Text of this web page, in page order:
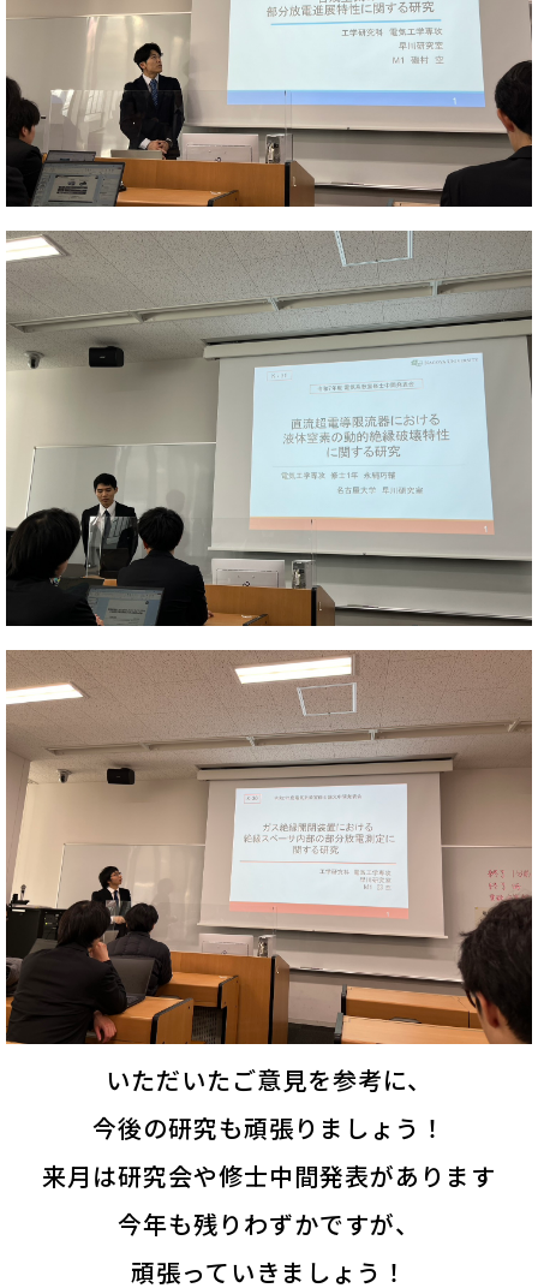
いただいたご意見を参考に、
今後の研究も頑張りましょう！
来月は研究会や修士中間発表があります
今年も残りわずかですが、
頑張っていきましょう！